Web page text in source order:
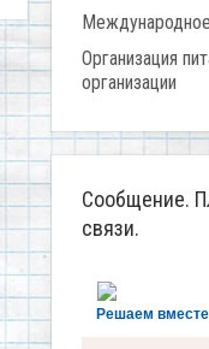
Организация
организации
Сообщение.
связи.
Решаем вместе